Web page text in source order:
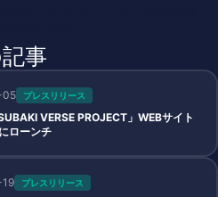
事
05 プレスリリース
VERSE PROJECT」WEBサイト
ローンチ
プレスリリース